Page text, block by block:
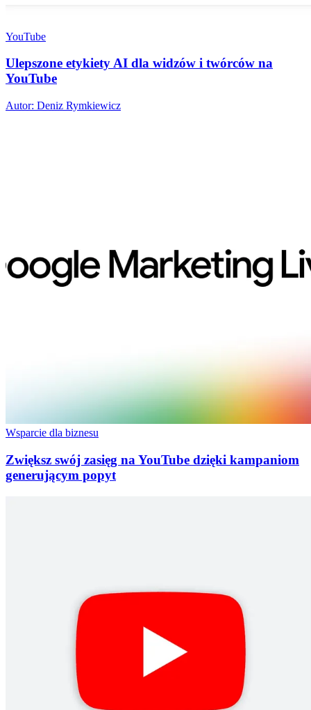
YouTube
Ulepszone etykiety AI dla widzów i twórców na
YouTube
Autor: Deniz Rymkiewicz
Wsparcie dla biznesu
Zwiększ swój zasięg na YouTube dzięki kampaniom
generującym popyt